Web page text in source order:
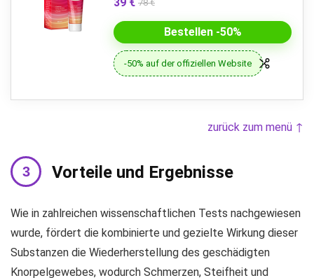
39 € 78 €
Bestellen -50%
-50% auf der offiziellen Website
zurück zum menü ↑
Vorteile und Ergebnisse
Wie in zahlreichen wissenschaftlichen Tests nachgewiesen
wurde, fördert die kombinierte und gezielte Wirkung dieser
Substanzen die Wiederherstellung des geschädigten
Knorpelgewebes, wodurch Schmerzen, Steifheit und